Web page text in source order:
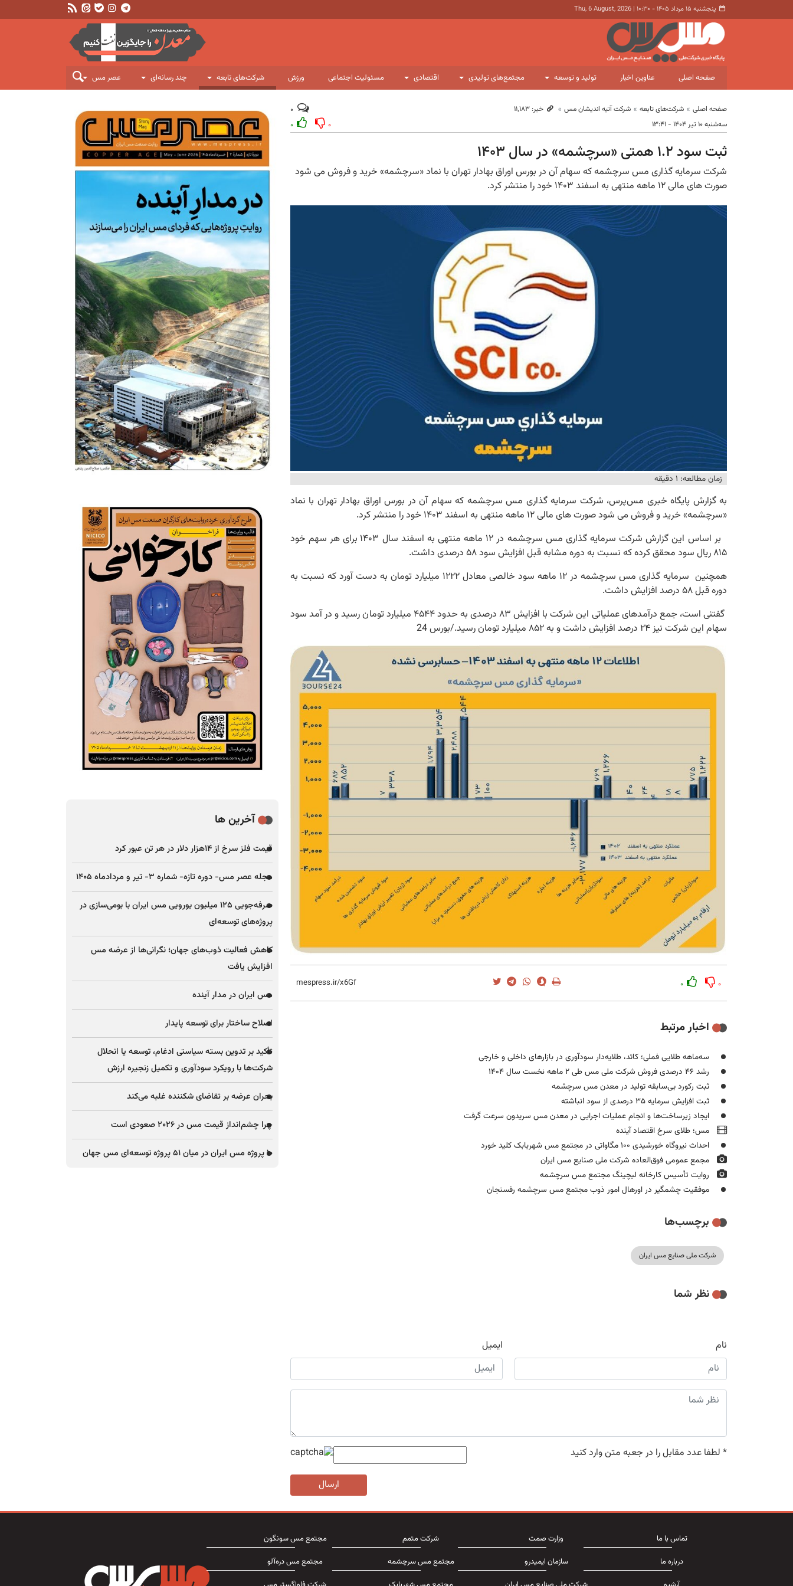
پنجشنبه ۱۵ مرداد ۱۴۰۵ - ۱۰:۳۰ |
Thu, 6 August, 2026
صفحه اصلی عناوین اخبار تولید و توسعه مجتمع‌های تولیدی اقتصادی مسئولیت اجتماعی ورزش شرکت‌های تابعه چند رسانه‌ای عصر مس
صفحه اصلی شرکت‌های تابعه شرکت آتیه اندیشان مس خبر: ۱۱٬۱۸۳
سه‌شنبه ۱۰ تیر ۱۴۰۴ - ۱۳:۴۱
۰ ۰
ثبت سود ۱.۲ همتی «سرچشمه» در سال ۱۴۰۳
زمان مطالعه: ۱ دقیقه
شرکت سرمایه گذاری مس سرچشمه که سهام آن در بورس اوراق بهادار تهران با نماد «سرچشمه» خرید و فروش می شود
صورت های مالی ۱۲ ماهه منتهی به اسفند ۱۴۰۳ خود را منتشر کرد.
به گزارش پایگاه خبری مس‌پرس، شرکت سرمایه گذاری مس سرچشمه که سهام آن در بورس اوراق بهادار تهران با نماد
«سرچشمه» خرید و فروش می شود صورت های مالی ۱۲ ماهه منتهی به اسفند ۱۴۰۳ خود را منتشر کرد.
بر اساس این گزارش شرکت سرمایه گذاری مس سرچشمه در ۱۲ ماهه منتهی به اسفند سال ۱۴۰۳ برای هر سهم خود
۸۱۵ ریال سود محقق کرده که نسبت به دوره مشابه قبل افزایش سود ۵۸ درصدی داشت.
همچنین سرمایه گذاری مس سرچشمه در ۱۲ ماهه سود خالصی معادل ۱۲۲۲ میلیارد تومان به دست آورد که نسبت به
دوره قبل ۵۸ درصد افزایش داشت.
گفتنی است، جمع درآمدهای عملیاتی این شرکت با افزایش ۸۳ درصدی به حدود ۴۵۴۴ میلیارد تومان رسید و در آمد سود
سهام این شرکت نیز ۲۴ درصد افزایش داشت و به ۸۵۲ میلیارد تومان رسید./بورس 24
۰ ۰
اخبار مرتبط
سه‌ماهه طلایی فملی؛ کاتد، طلایه‌دار سودآوری در بازارهای داخلی و خارجی
رشد ۴۶ درصدی فروش شرکت ملی مس طی ۲ ماهه نخست سال ۱۴۰۴
ثبت رکورد بی‌سابقه تولید در معدن مس سرچشمه
ثبت افزایش سرمایه ۳۵ درصدی از سود انباشته
ایجاد زیرساخت‌ها و انجام عملیات اجرایی در معدن مس سریدون سرعت گرفت
مس؛ طلای سرخ اقتصاد آینده
احداث نیروگاه خورشیدی ۱۰۰ مگاواتی در مجتمع مس شهربابک کلید خورد
مجمع عمومی فوق‌العاده شرکت ملی صنایع مس ایران
روایت تأسیس کارخانه لیچینگ مجتمع مس سرچشمه
موفقیت چشمگیر در اورهال امور ذوب مجتمع مس سرچشمه رفسنجان
برچسب‌ها
شرکت ملی صنایع مس ایران
نظر شما
نام ایمیل
* لطفا عدد مقابل را در جعبه متن وارد کنید
ارسال
آخرین ها
قیمت فلز سرخ از ۱۴هزار دلار در هر تن عبور کرد
مجله عصر مس- دوره تازه- شماره ۳- تیر و مردادماه ۱۴۰۵
صرفه‌جویی ۱۲۵ میلیون یورویی مس ایران با بومی‌سازی در
پروژه‌های توسعه‌ای
کاهش فعالیت ذوب‌های جهان؛ نگرانی‌ها از عرضه مس
افزایش یافت
مس ایران در مدار آینده
اصلاح ساختار برای توسعه پایدار
تأکید بر تدوین بسته سیاستی ادغام، توسعه یا انحلال
شرکت‌ها با رویکرد سودآوری و تکمیل زنجیره ارزش
بحران عرضه بر تقاضای شکننده غلبه می‌کند
چرا چشم‌انداز قیمت مس در ۲۰۲۶ صعودی است
۱۰ پروژه مس ایران در میان ۵۱ پروژه توسعه‌ای مس جهان
تماس با ما
درباره ما
وزارت صمت
سازمان ایمیدرو
شرکت متمم
مجتمع مس سرچشمه
مجتمع مس سونگون
مجتمع مس دره‌آلو